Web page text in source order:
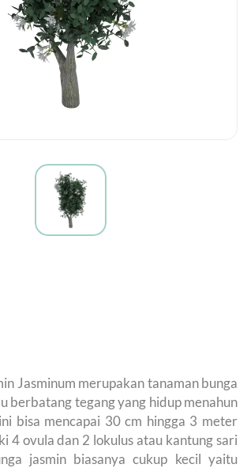
Jasminum merupakan tanaman bunga
berbatang tegang yang hidup menahun
bisa mencapai 30 cm hingga 3 meter
4 ovula dan 2 lokulus atau kantung sari
jasmin biasanya cukup kecil yaitu